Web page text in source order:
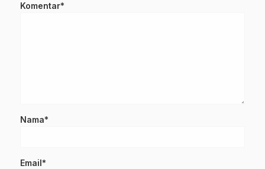
Komentar*
Nama*
Email*